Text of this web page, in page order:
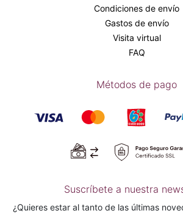
Condiciones de envío
Gastos de envío
Visita virtual
FAQ
Métodos de pago
Suscríbete a nuestra
¿Quieres estar al tanto de las últimas